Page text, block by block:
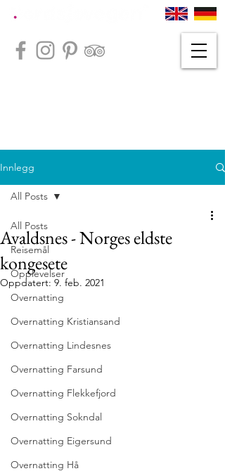
Innlegg
All Posts
Reisemål
Opplevelser
Overnatting
Overnatting Kristiansand
Overnatting Lindesnes
Overnatting Farsund
Overnatting Flekkefjord
Overnatting Sokndal
Overnatting Eigersund
Overnatting Hå
All Posts
Avaldsnes - Norges eldste
kongesete
Oppdatert: 9. feb. 2021